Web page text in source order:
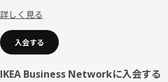
詳しく見る
入会する
IKEA Business Networkに入会する